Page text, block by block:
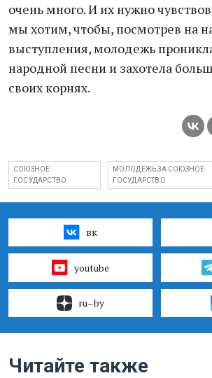
очень много. И их нужно
мы хотим, чтобы, посмотрев на
выступления, молодежь
народной песни и захотела
своих корнях.
СОЮЗНОЕ
ГОСУДАРСТВО
МОЛОДЕЖЬ ЗА СОЮЗНОЕ
ГОСУДАРСТВО
вк
youtube
ru–by
Читайте также